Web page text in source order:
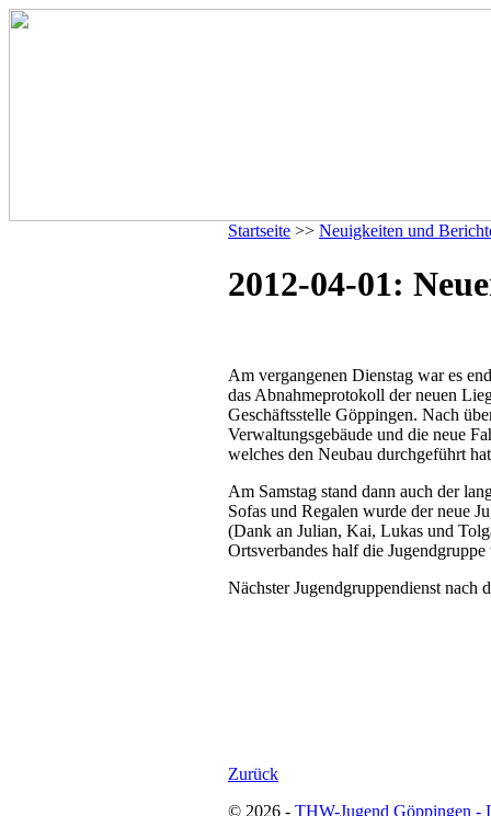
Startseite >> Neuigkeiten und
2012-04-01:
Am vergangenen Dienstag war es
das Abnahmeprotokoll der neuen
Geschäftsstelle Göppingen. Nach
Verwaltungsgebäude und die neue
welches den Neubau durchgeführt
Am Samstag stand dann auch der
Sofas und Regalen wurde der neue
(Dank an Julian, Kai, Lukas und
Ortsverbandes half die
Nächster Jugendgruppendienst
Zurück
© 2026 - THW-Jugend Göppingen -